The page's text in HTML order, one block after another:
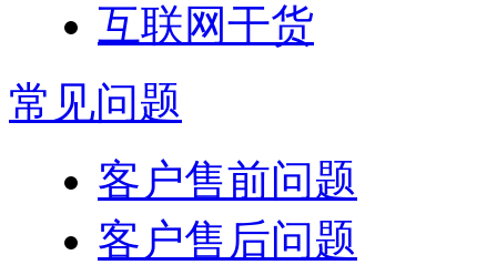
互联网干货
常见问题
客户售前问题
客户售后问题